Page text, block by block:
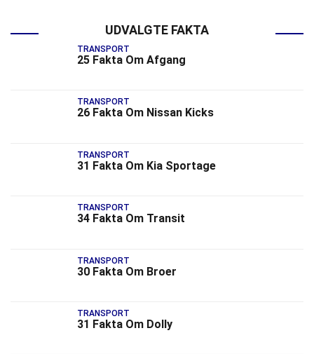
UDVALGTE FAKTA
TRANSPORT
25 Fakta Om Afgang
TRANSPORT
26 Fakta Om Nissan Kicks
TRANSPORT
31 Fakta Om Kia Sportage
TRANSPORT
34 Fakta Om Transit
TRANSPORT
30 Fakta Om Broer
TRANSPORT
31 Fakta Om Dolly